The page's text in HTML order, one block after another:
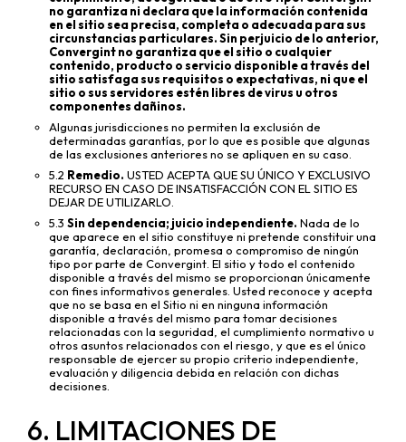
no garantiza ni declara que la información contenida
en el sitio sea precisa, completa o adecuada para sus
circunstancias particulares. Sin perjuicio de lo anterior,
Convergint no garantiza que el sitio o cualquier
contenido, producto o servicio disponible a través del
sitio satisfaga sus requisitos o expectativas, ni que el
sitio o sus servidores estén libres de virus u otros
componentes dañinos.
Algunas jurisdicciones no permiten la exclusión de
determinadas garantías, por lo que es posible que algunas
de las exclusiones anteriores no se apliquen en su caso.
5.2 Remedio. USTED ACEPTA QUE SU ÚNICO Y EXCLUSIVO
RECURSO EN CASO DE INSATISFACCIÓN CON EL SITIO ES
DEJAR DE UTILIZARLO.
5.3 Sin dependencia; juicio independiente. Nada de lo
que aparece en el sitio constituye ni pretende constituir una
garantía, declaración, promesa o compromiso de ningún
tipo por parte de Convergint. El sitio y todo el contenido
disponible a través del mismo se proporcionan únicamente
con fines informativos generales. Usted reconoce y acepta
que no se basa en el Sitio ni en ninguna información
disponible a través del mismo para tomar decisiones
relacionadas con la seguridad, el cumplimiento normativo u
otros asuntos relacionados con el riesgo, y que es el único
responsable de ejercer su propio criterio independiente,
evaluación y diligencia debida en relación con dichas
decisiones.
6. LIMITACIONES DE